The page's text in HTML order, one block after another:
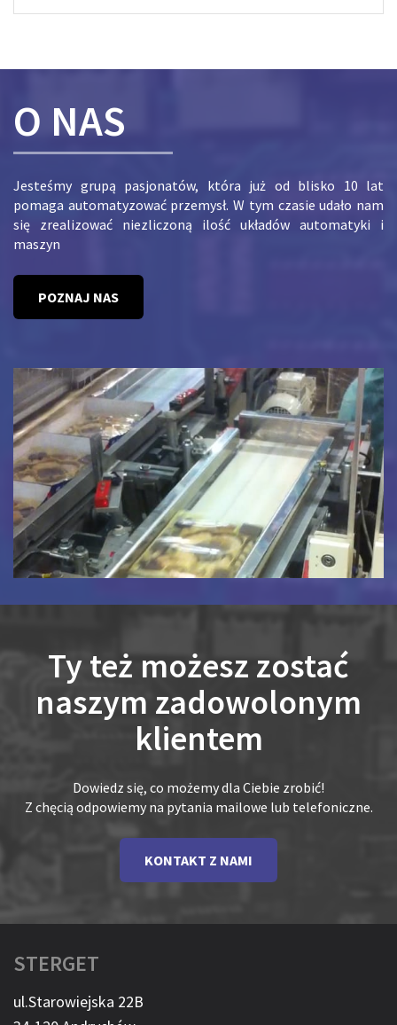
O NAS
Jesteśmy grupą pasjonatów, która już od blisko 10 lat
pomaga automatyzować przemysł. W tym czasie udało nam
się zrealizować niezliczoną ilość układów automatyki i
maszyn
POZNAJ NAS
Ty też możesz zostać
naszym zadowolonym
klientem
Dowiedz się, co możemy dla Ciebie zrobić!
Z chęcią odpowiemy na pytania mailowe lub telefoniczne.
KONTAKT Z NAMI
STERGET
ul.Starowiejska 22B